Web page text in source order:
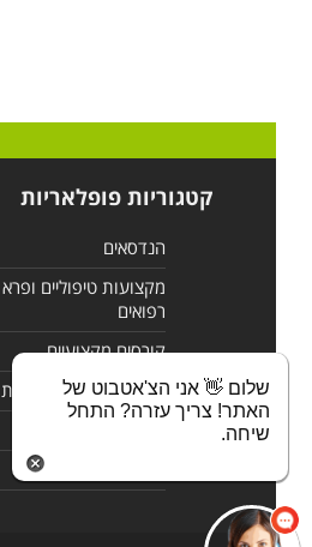
קטגוריות פופלאריות
הנדסאים
מקצועות טיפוליים ופרא
רפואים
קורסים מקצועיים
לימודי מחשבים ורשתות
שלום 👋 אני הצ'אטבוט של
האתר! צריך עזרה? התחל
שיחה.